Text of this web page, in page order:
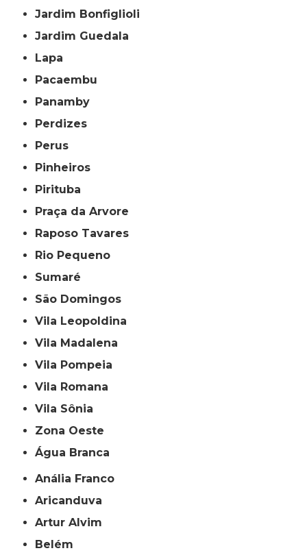
Jardim Bonfiglioli
Jardim Guedala
Lapa
Pacaembu
Panamby
Perdizes
Perus
Pinheiros
Pirituba
Praça da Arvore
Raposo Tavares
Rio Pequeno
Sumaré
São Domingos
Vila Leopoldina
Vila Madalena
Vila Pompeia
Vila Romana
Vila Sônia
Zona Oeste
Água Branca
Anália Franco
Aricanduva
Artur Alvim
Belém